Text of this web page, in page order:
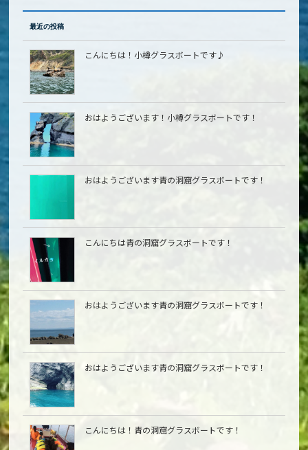
最近の投稿
こんにちは！小樽グラスボートです♪
おはようございます！小樽グラスボートです！
おはようございます青の洞窟グラスボートです！
こんにちは青の洞窟グラスボートです！
おはようございます青の洞窟グラスボートです！
おはようございます青の洞窟グラスボートです！
こんにちは︎！青の洞窟グラスボートです！